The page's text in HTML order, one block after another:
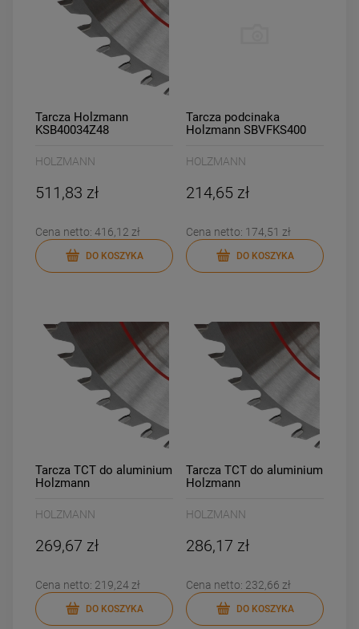
Tarcza Holzmann
KSB40034Z48
HOLZMANN
511,83 zł
Cena netto: 416,12 zł
DO KOSZYKA
Tarcza podcinaka
Holzmann SBVFKS400
HOLZMANN
214,65 zł
Cena netto: 174,51 zł
DO KOSZYKA
Tarcza TCT do aluminium
Holzmann
HOLZMANN
269,67 zł
Cena netto: 219,24 zł
DO KOSZYKA
Tarcza TCT do aluminium
Holzmann
HOLZMANN
286,17 zł
Cena netto: 232,66 zł
DO KOSZYKA